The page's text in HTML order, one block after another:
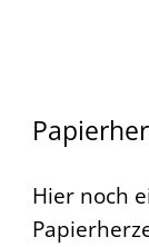
Hier noch